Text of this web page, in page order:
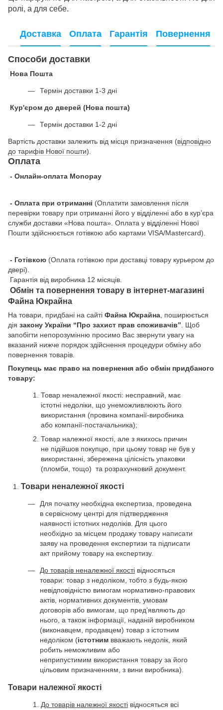
ролі, а для себе.
Доставка Оплата Гарантія Повернення
Способи доставки
Нова Пошта
Термін доставки 1-3 дні
Кур'єром до дверей (Нова пошта)
Термін доставки 1-2 дні
Вартість доставки залежить від місця призначення (відповідно
до тарифів Нової пошти).
Оплата
- Онлайн-оплата Monopay
- Оплата при отриманні (Оплатити замовлення після
перевірки товару при отриманні його у відділенні або в кур’єра
служби доставки «Нова пошта». Оплата у відділенні Нової
Пошти здійснюється готівкою або картами VISA/Mastercard).
- Готівкою (Оплата готівкою при доставці товару курьером до
двері).
Гарантія від виробника 12 місяців.
Обмін та повернення товару в інтернет-магазині
Файна Юкрайна
На товари, придбані на сайті Файна Юкрайна , поширюється
дія закону України “Про захист прав споживачів” . Щоб
запобігти непорозумінню просимо Вас звернути увагу на
вказаний нижче порядок здійснення процедури обміну або
повернення товарів.
Покупець має право на повернення або обмін придбаного
товару:
Товар неналежної якості: несправний, має
істотні недоліки, що унеможливлюють його
використання (провина компанії-виробника
або компанії-постачальника);
Товар належної якості, але з якихось причин
не підійшов покупцю, при цьому товар не був у
використанні, збережена цілісність упаковки
(пломби, тощо) та розрахунковий документ.
Товари неналежної якості
Для початку необхідна експертиза, проведена
в сервісному центрі для підтвердження
наявності істотних недоліків. Для цього
необхідно за місцем продажу товару написати
заяву на проведення експертизи та підписати
акт прийому товару на експертизу.
До товарів неналежної якості відносяться
товари: товар з недоліком, тобто з будь-якою
невідповідністю вимогам нормативно-правових
актів, нормативних документів, умовам
договорів або вимогам, що пред’являють до
нього, а також інформації, наданій виробником
(виконавцем, продавцем) товар з істотним
недоліком (істотним вважають недолік, який
робить неможливим або
неприпустимим використання товару за його
цільовим призначенням, з вини виробника).
Товари належної якості
До товарів належної якості відносяться всі